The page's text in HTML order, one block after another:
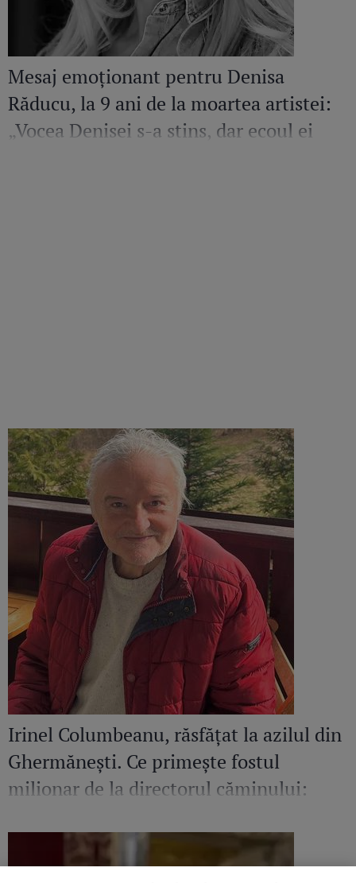
Mesaj emoționant pentru Denisa
Răducu, la 9 ani de la moartea artistei:
„Vocea Denisei s-a stins, dar ecoul ei
Irinel Columbeanu, răsfățat la azilul din
Ghermănești. Ce primește fostul
milionar de la directorul căminului: